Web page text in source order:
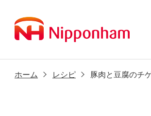
ホーム レシピ 豚肉と豆腐のチ